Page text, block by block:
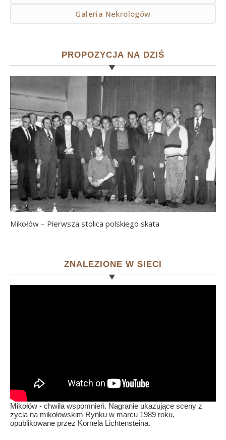
Galeria Nekrologów
PROPOZYCJA NA DZIŚ
Mikołów – Pierwsza stolica polskiego skata
ZNALEZIONE W SIECI
Mikołów - chwila wspomnień. Nagranie ukazujące sceny z
życia na mikołowskim Rynku w marcu 1989 roku,
opublikowane przez Kornela Lichtensteina.